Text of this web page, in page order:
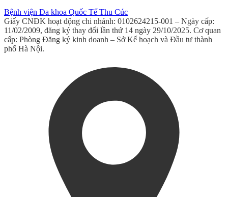
Bệnh viện Đa khoa Quốc Tế Thu Cúc
Giấy CNĐK hoạt động chi nhánh: 0102624215-001 – Ngày cấp:
11/02/2009, đăng ký thay đổi lần thứ 14 ngày 29/10/2025. Cơ quan
cấp: Phòng Đăng ký kinh doanh – Sở Kế hoạch và Đầu tư thành
phố Hà Nội.